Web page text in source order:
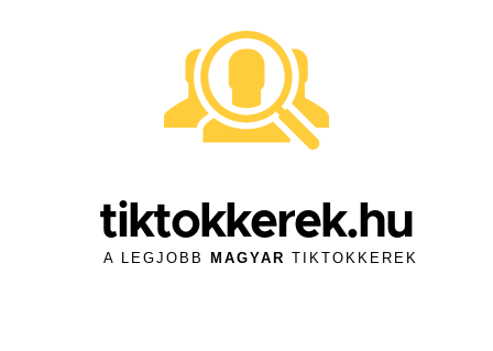
tiktokkerek.hu
A LEGJOBB MAGYAR TIKTOKKEREK